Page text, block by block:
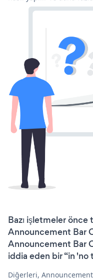
Bazı işletmeler
Announcement Bar
Announcement Bar
iddia eden bir “in 'no
Diğerleri,